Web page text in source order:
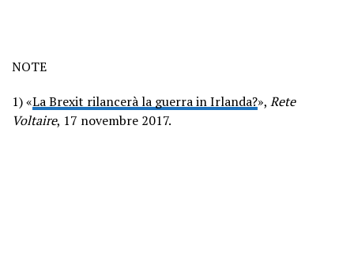
NOTE
1) «La Brexit rilancerà la guerra in Irlanda?», Rete
Voltaire, 17 novembre 2017.